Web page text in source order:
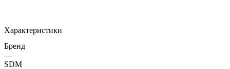
Характеристики
Бренд
—
SDM